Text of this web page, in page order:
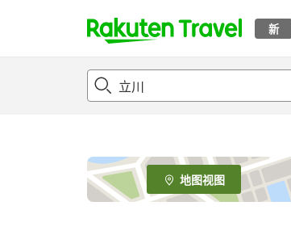
新
t
p
e
_
s
地图视图